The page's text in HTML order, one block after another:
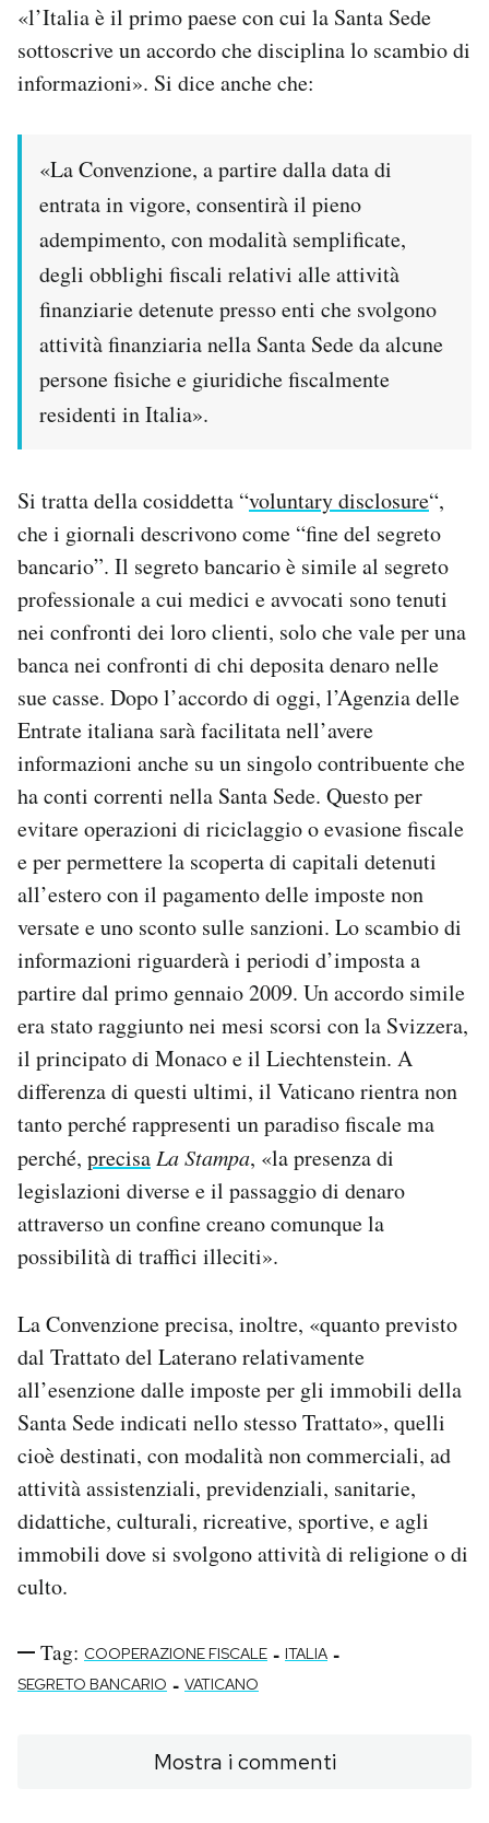
«l’Italia è il primo paese con cui la Santa Sede
sottoscrive un accordo che disciplina lo scambio di
informazioni». Si dice anche che:
«La Convenzione, a partire dalla data di
entrata in vigore, consentirà il pieno
adempimento, con modalità semplificate,
degli obblighi fiscali relativi alle attività
finanziarie detenute presso enti che svolgono
attività finanziaria nella Santa Sede da alcune
persone fisiche e giuridiche fiscalmente
residenti in Italia».
Si tratta della cosiddetta “voluntary disclosure“,
che i giornali descrivono come “fine del segreto
bancario”. Il segreto bancario è simile al segreto
professionale a cui medici e avvocati sono tenuti
nei confronti dei loro clienti, solo che vale per una
banca nei confronti di chi deposita denaro nelle
sue casse. Dopo l’accordo di oggi, l’Agenzia delle
Entrate italiana sarà facilitata nell’avere
informazioni anche su un singolo contribuente che
ha conti correnti nella Santa Sede. Questo per
evitare operazioni di riciclaggio o evasione fiscale
e per permettere la scoperta di capitali detenuti
all’estero con il pagamento delle imposte non
versate e uno sconto sulle sanzioni. Lo scambio di
informazioni riguarderà i periodi d’imposta a
partire dal primo gennaio 2009. Un accordo simile
era stato raggiunto nei mesi scorsi con la Svizzera,
il principato di Monaco e il Liechtenstein. A
differenza di questi ultimi, il Vaticano rientra non
tanto perché rappresenti un paradiso fiscale ma
perché, precisa La Stampa, «la presenza di
legislazioni diverse e il passaggio di denaro
attraverso un confine creano comunque la
possibilità di traffici illeciti».
La Convenzione precisa, inoltre, «quanto previsto
dal Trattato del Laterano relativamente
all’esenzione dalle imposte per gli immobili della
Santa Sede indicati nello stesso Trattato», quelli
cioè destinati, con modalità non commerciali, ad
attività assistenziali, previdenziali, sanitarie,
didattiche, culturali, ricreative, sportive, e agli
immobili dove si svolgono attività di religione o di
culto.
Tag: COOPERAZIONE FISCALE - ITALIA -
SEGRETO BANCARIO - VATICANO
Mostra i commenti